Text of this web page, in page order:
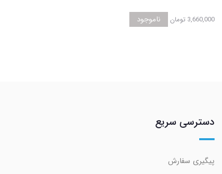
3,660,000 تومان ناموجود
دسترسی سریع
پیگیری سفارش